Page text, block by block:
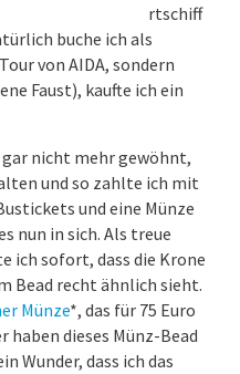
rtschiff
buche ich als
von AIDA, sondern
Faust), kaufte ich ein
gar nicht mehr gewöhnt,
und so zahlte ich mit
und eine Münze
nun in sich. Als treue
ich sofort, dass die Krone
Bead recht ähnlich sieht.
Münze*, das für 75 Euro
haben dieses Münz-Bead
Wunder, dass ich das